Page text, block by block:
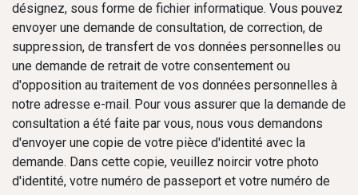
désignez, sous forme de fichier informatique. Vous pouvez
envoyer une demande de consultation, de correction, de
suppression, de transfert de vos données personnelles ou
une demande de retrait de votre consentement ou
d'opposition au traitement de vos données personnelles à
notre adresse e-mail. Pour vous assurer que la demande de
consultation a été faite par vous, nous vous demandons
d'envoyer une copie de votre pièce d'identité avec la
demande. Dans cette copie, veuillez noircir votre photo
d'identité, votre numéro de passeport et votre numéro de